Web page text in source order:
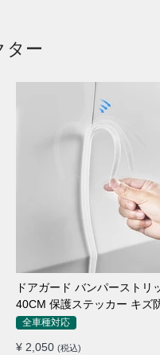
ター
ドアガード バンパーストリップ
40CM 保護ステッカー キズ防止 プロ
テクターシール
全車種対応
¥ 2,050 (税込)